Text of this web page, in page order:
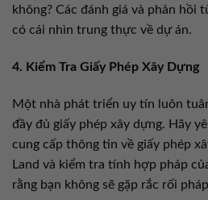
không? Các đánh giá và phản hồi
có cái nhìn trung thực về dự án.
4. Kiểm Tra Giấy Phép Xây Dựng
Một nhà phát triển uy tín luôn
đầy đủ giấy phép xây dựng. Hãy
cung cấp thông tin về giấy phép
Land và kiểm tra tính hợp pháp
rằng bạn không sẽ gặp rắc rối